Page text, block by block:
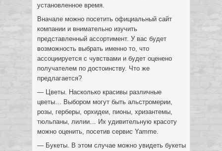
установленное время.
Вначале можно посетить официальный сайт
компании и внимательно изучить
представленный ассортимент. У вас будет
возможность выбрать именно то, что
ассоциируется с чувствами и будет оценено
получателем по достоинству. Что же
предлагается?
— Цветы. Насколько красивы различные
цветы… Выбором могут быть альстромерии,
розы, герберы, орхидеи, пионы, хризантемы,
тюльпаны, лилии… Их удивительную красоту
можно оценить, посетив сервис Yamme.
— Букеты. В этом случае можно увидеть букеты